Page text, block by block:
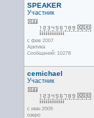
SPEAKER
Участник
с фев 2007
Арктика
Сообщений: 10278
cemichael
Участник
с июн 2009
озеро